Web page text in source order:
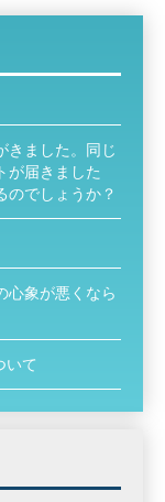
きました。同じ
が届きました
のでしょうか？
心象が悪くなら
いて